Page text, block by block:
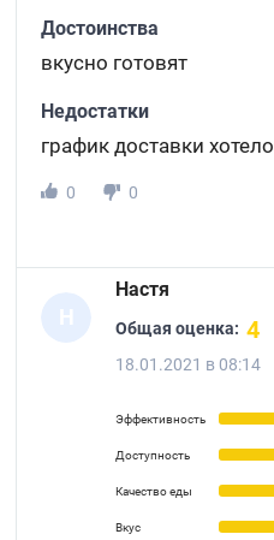
Достоинства
вкусно готовят
Недостатки
график доставки
0
0
Н
Настя
Общая оценка: 4
18.01.2021 в 08:14
Эффективность
Доступность
Качество еды
Вкус